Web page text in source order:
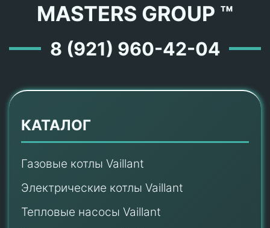
MASTERS GROUP ™
8 (921) 960-42-04
КАТАЛОГ
Газовые котлы Vaillant
Электрические котлы Vaillant
Тепловые насосы Vaillant